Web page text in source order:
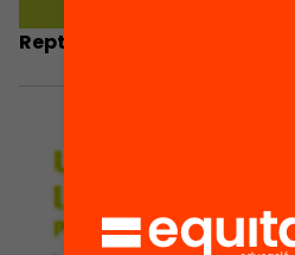
Reptes de l’educació a